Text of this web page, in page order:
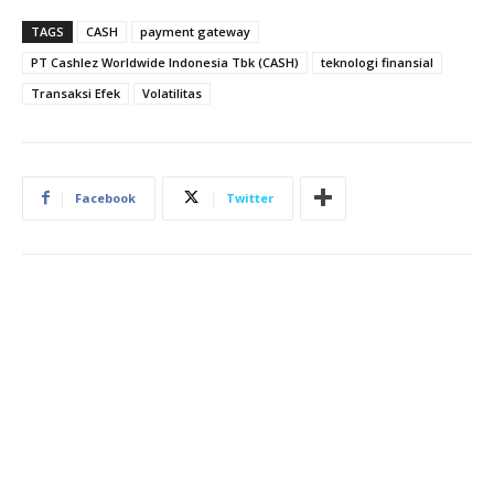
TAGS CASH
payment gateway
PT Cashlez Worldwide Indonesia Tbk (CASH)
teknologi finansial
Transaksi Efek
Volatilitas
Facebook Twitter